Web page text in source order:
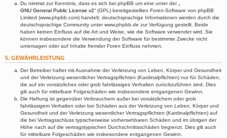
Du nimmst zur Kenntnis, dass es sich bei phpBB um eine unter der „
GNU General Public License v2“ (GPL) bereitgestellten Foren-Software von phpBB
Limited (www.phpbb.com) handelt; deutschsprachige Informationen werden durch die
deutschsprachige Community unter www.phpbb.de zur Verfügung gestellt. Beide
haben keinen Einfluss auf die Art und Weise, wie die Software verwendet wird. Sie
können insbesondere die Verwendung der Software für bestimmte Zwecke nicht
untersagen oder auf Inhalte fremder Foren Einfluss nehmen.
5. GEWÄHRLEISTUNG
Der Betreiber haftet mit Ausnahme der Verletzung von Leben, Körper und Gesundheit
und der Verletzung wesentlicher Vertragspflichten (Kardinalpflichten) nur für Schäden,
die auf ein vorsätzliches oder grob fahrlässiges Verhalten zurückzuführen sind. Dies
gilt auch für mittelbare Folgeschäden wie insbesondere entgangenen Gewinn.
Die Haftung ist gegenüber Verbrauchern außer bei vorsätzlichem oder grob
fahrlässigem Verhalten oder bei Schäden aus der Verletzung von Leben, Körper und
Gesundheit und der Verletzung wesentlicher Vertragspflichten (Kardinalpflichten) auf
die bei Vertragsschluss typischerweise vorhersehbaren Schäden und im übrigen der
Höhe nach auf die vertragstypischen Durchschnittsschäden begrenzt. Dies gilt auch
für mittelbare Folgeschäden wie insbesondere entgangenen Gewinn.